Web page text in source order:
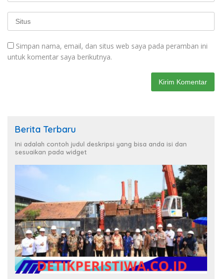
Simpan nama, email, dan situs web saya pada peramban ini
untuk komentar saya berikutnya.
Berita Terbaru
Ini adalah contoh judul deskripsi yang bisa anda isi dan
sesuaikan pada widget